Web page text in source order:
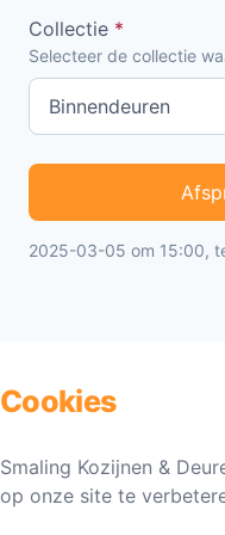
Collectie *
Selecteer de collectie
2025-03-05 om 15:00,
Cookies
Smaling Kozijnen &
op onze site te